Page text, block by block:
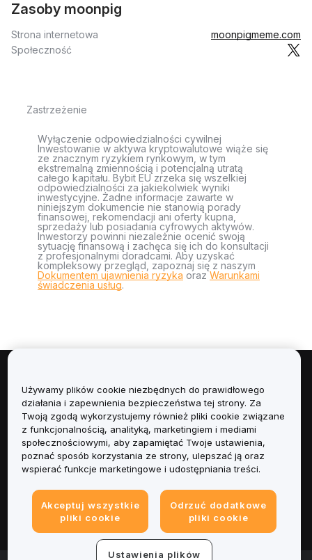
Zasoby moonpig
Strona internetowa
moonpigmeme.com
Społeczność
Zastrzeżenie
Wyłączenie odpowiedzialności cywilnej
Inwestowanie w aktywa kryptowalutowe wiąże się
ze znacznym ryzykiem rynkowym, w tym
ekstremalną zmiennością i potencjalną utratą
całego kapitału. Bybit EU zrzeka się wszelkiej
odpowiedzialności za jakiekolwiek wyniki
inwestycyjne. Żadne informacje zawarte w
niniejszym dokumencie nie stanowią porady
finansowej, rekomendacji ani oferty kupna,
sprzedaży lub posiadania cyfrowych aktywów.
Inwestorzy powinni niezależnie ocenić swoją
sytuację finansową i zachęca się ich do konsultacji
z profesjonalnymi doradcami. Aby uzyskać
kompleksowy przegląd, zapoznaj się z naszym
Dokumentem ujawnienia ryzyka orazWarunkami
świadczenia usług.
Informacje
Usługi
Obsługa Klienta
Informacje prawne
Używamy plików cookie niezbędnych do prawidłowego
działania i zapewnienia bezpieczeństwa tej strony. Za
Twoją zgodą wykorzystujemy również pliki cookie związane
z funkcjonalnością, analityką, marketingiem i mediami
społecznościowymi, aby zapamiętać Twoje ustawienia,
poznać sposób korzystania ze strony, ulepszać ją oraz
wspierać funkcje marketingowe i udostępniania treści.
Akceptuj wszystkie
pliki cookie
Odrzuć dodatkowe
pliki cookie
Ustawienia plików